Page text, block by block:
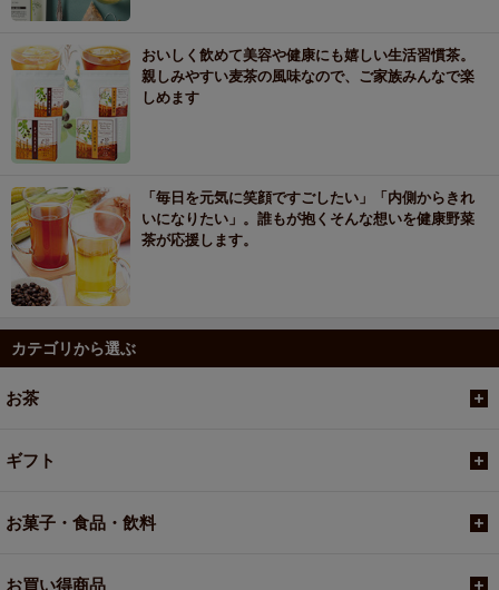
おいしく飲めて美容や健康にも嬉しい生活習慣茶。
親しみやすい麦茶の風味なので、ご家族みんなで楽
しめます
「毎日を元気に笑顔ですごしたい」「内側からきれ
いになりたい」。誰もが抱くそんな想いを健康野菜
茶が応援します。
カテゴリから選ぶ
お茶
ギフト
お菓子・食品・飲料
お買い得商品